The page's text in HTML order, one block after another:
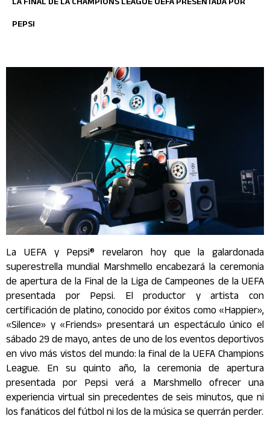
PEPSI
La UEFA y Pepsi® revelaron hoy que la galardonada
superestrella mundial Marshmello encabezará la ceremonia
de apertura de la Final de la Liga de Campeones de la UEFA
presentada por Pepsi. El productor y artista con
certificación de platino, conocido por éxitos como «Happier»,
«Silence» y «Friends» presentará un espectáculo único el
sábado 29 de mayo, antes de uno de los eventos deportivos
en vivo más vistos del mundo: la final de la UEFA Champions
League. En su quinto año, la ceremonia de apertura
presentada por Pepsi verá a Marshmello ofrecer una
experiencia virtual sin precedentes de seis minutos, que ni
los fanáticos del fútbol ni los de la música se querrán perder.